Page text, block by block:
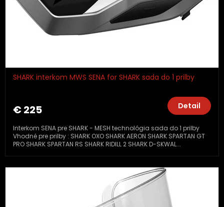
SHARK interkom MWS SENA for SHARK sada do 1 prilby
€ 225 Detail
Interkom SENA pre SHARK - MESH technológia sada do 1 prilby
Vhodné pre prilby : SHARK OXO SHARK AERON SHARK SPARTAN GT
PRO SHARK SPARTAN RS SHARK RIDILL 2 SHARK D-SKWAL...